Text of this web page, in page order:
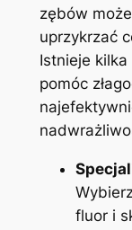
zębów
uprzykrzać
Istnieje
pomóc
fluor i